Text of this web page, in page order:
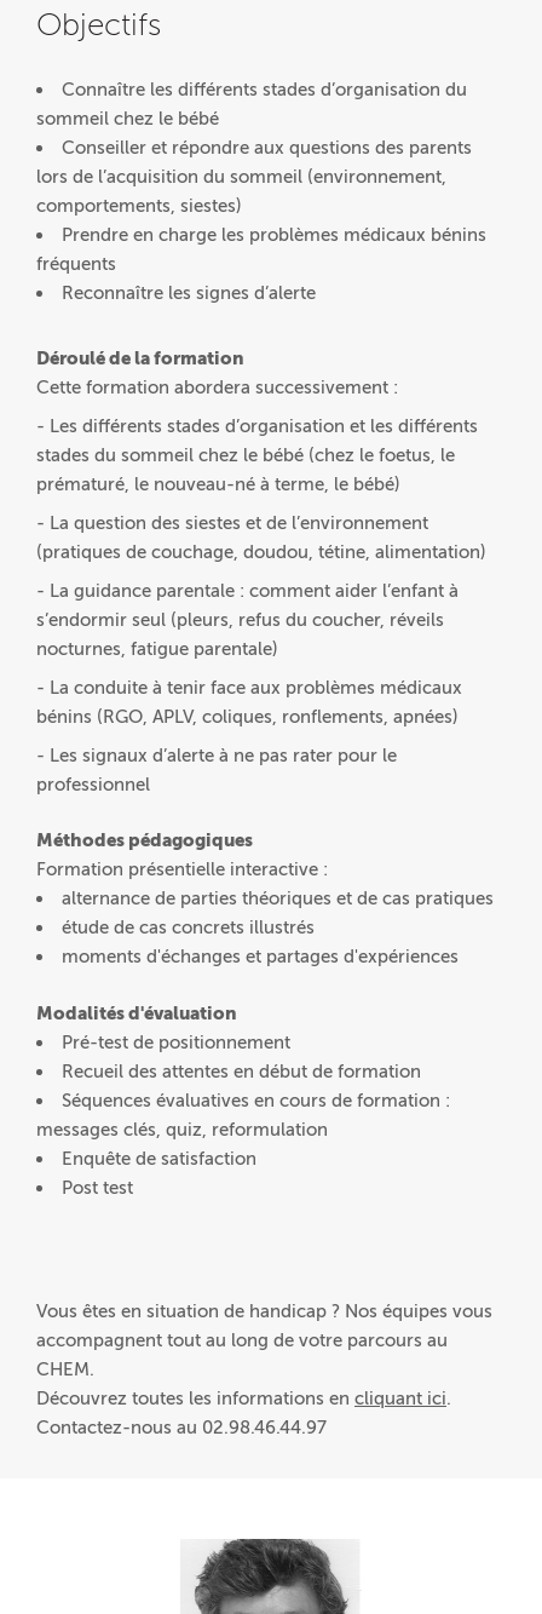
Objectifs
Connaître les différents stades d’organisation du
sommeil chez le bébé
Conseiller et répondre aux questions des parents
lors de l’acquisition du sommeil (environnement,
comportements, siestes)
Prendre en charge les problèmes médicaux bénins
fréquents
Reconnaître les signes d’alerte
Déroulé de la formation
Cette formation abordera successivement :
- Les différents stades d’organisation et les différents
stades du sommeil chez le bébé (chez le foetus, le
prématuré, le nouveau-né à terme, le bébé)
- La question des siestes et de l’environnement
(pratiques de couchage, doudou, tétine, alimentation)
- La guidance parentale : comment aider l’enfant à
s’endormir seul (pleurs, refus du coucher, réveils
nocturnes, fatigue parentale)
- La conduite à tenir face aux problèmes médicaux
bénins (RGO, APLV, coliques, ronflements, apnées)
- Les signaux d’alerte à ne pas rater pour le
professionnel
Méthodes pédagogiques
Formation présentielle interactive :
alternance de parties théoriques et de cas pratiques
étude de cas concrets illustrés
moments d'échanges et partages d'expériences
Modalités d'évaluation
Pré-test de positionnement
Recueil des attentes en début de formation
Séquences évaluatives en cours de formation :
messages clés, quiz, reformulation
Enquête de satisfaction
Post test
Vous êtes en situation de handicap ? Nos équipes vous
accompagnent tout au long de votre parcours au
CHEM.
Découvrez toutes les informations en cliquant ici.
Contactez-nous au 02.98.46.44.97